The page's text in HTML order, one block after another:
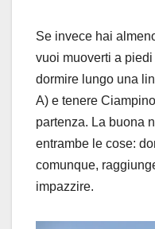
Se invece hai
vuoi muoverti a
dormire lungo una
A) e tenere
partenza. La buona
entrambe le cose:
comunque,
impazzire.